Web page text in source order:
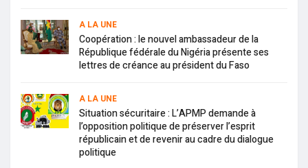
A LA UNE
Coopération : le nouvel ambassadeur de la
République fédérale du Nigéria présente ses
lettres de créance au président du Faso
A LA UNE
Situation sécuritaire : L’APMP demande à
l’opposition politique de préserver l’esprit
républicain et de revenir au cadre du dialogue
politique